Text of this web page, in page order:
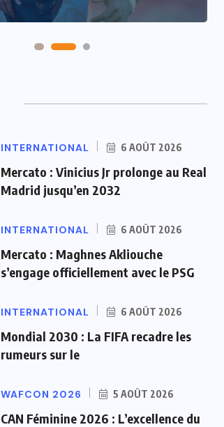
INTERNATIONAL 6 AOÛT 2026
Mercato : Vinicius Jr prolonge au Real
Madrid jusqu’en 2032
INTERNATIONAL 6 AOÛT 2026
Mercato : Maghnes Akliouche
s’engage officiellement avec le PSG
INTERNATIONAL 6 AOÛT 2026
Mondial 2030 : La FIFA recadre les
rumeurs sur le
WAFCON 2026 5 AOÛT 2026
CAN Féminine 2026 : L’excellence du